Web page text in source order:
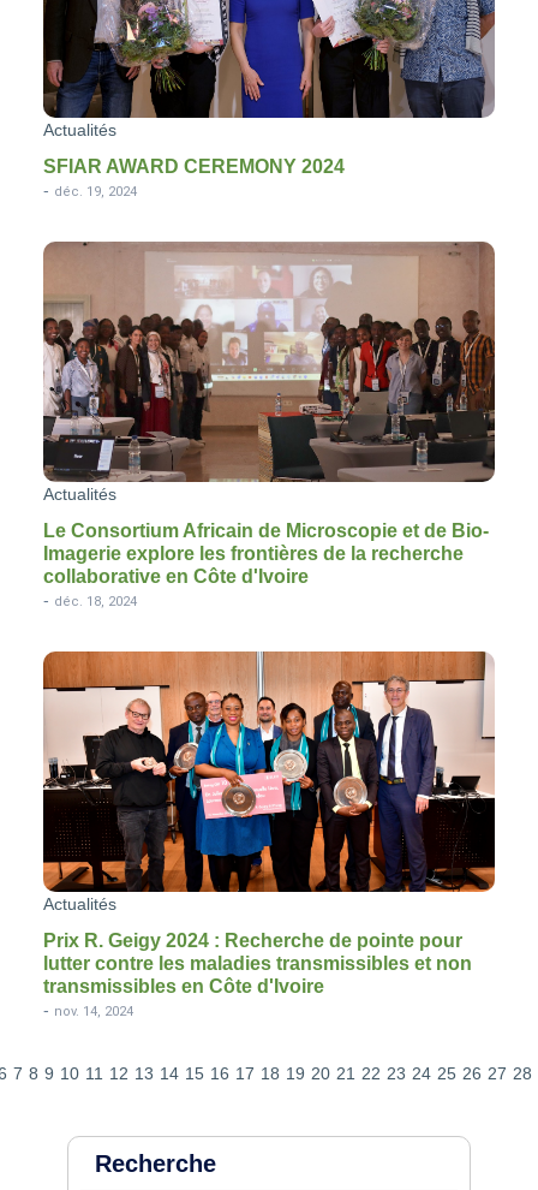
Actualités
SFIAR AWARD CEREMONY 2024
- déc. 19, 2024
Actualités
Le Consortium Africain de Microscopie et de Bio-
Imagerie explore les frontières de la recherche
collaborative en Côte d'Ivoire
- déc. 18, 2024
Actualités
Prix R. Geigy 2024 : Recherche de pointe pour
lutter contre les maladies transmissibles et non
transmissibles en Côte d'Ivoire
- nov. 14, 2024
7 8 9 10 11 12 13 14 15 16 17 18 19 20 21 22 23 24 25 26 27 28
Recherche